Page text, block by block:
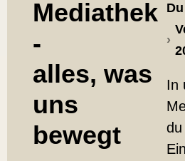
Mediathek
-
alles, was
uns
bewegt
In